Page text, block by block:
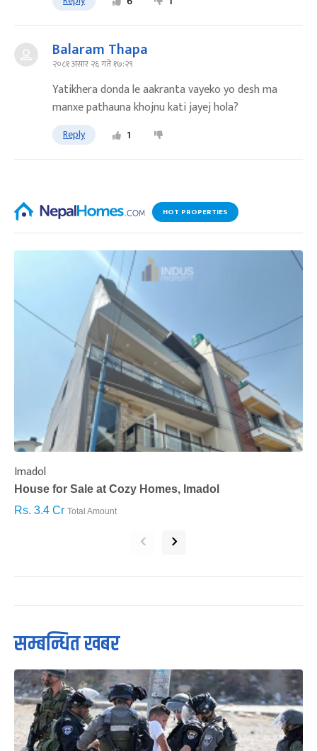
Balaram Thapa
२०८१ असार २६ गते १७:२९
Yatikhera donda le aakranta vayeko yo desh ma
manxe pathauna khojnu kati jayej hola?
Reply 1
HOT PROPERTIES
Imadol
House for Sale at Cozy Homes, Imadol
Rs. 3.4 Cr Total Amount
‹ ›
सम्बन्धित खबर